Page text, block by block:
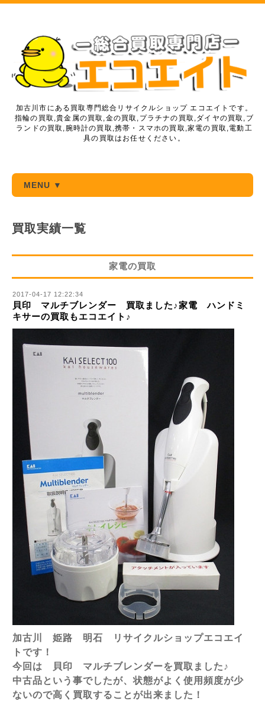
加古川市にある買取専門総合リサイクルショップ エコエイトです。
指輪の買取,貴金属の買取,金の買取,プラチナの買取,ダイヤの買取,ブ
ランドの買取,腕時計の買取,携帯・スマホの買取,家電の買取,電動工
具の買取はお任せください。
MENU ▼
買取実績一覧
家電の買取
2017-04-17 12:22:34
貝印 マルチブレンダー 買取ました♪家電 ハンドミ
キサーの買取もエコエイト♪
加古川 姫路 明石 リサイクルショップエコエイ
トです！
今回は 貝印 マルチブレンダーを買取ました♪
中古品という事でしたが、状態がよく使用頻度が少
ないので高く買取することが出来ました！